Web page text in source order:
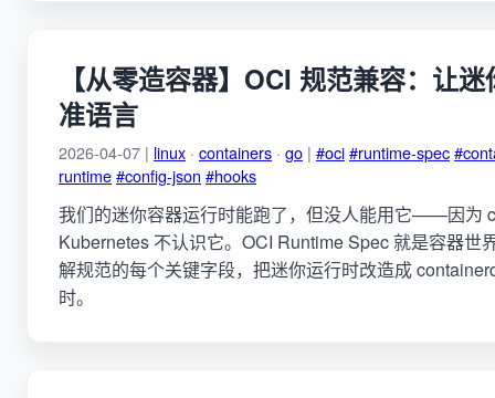
【从零造容器】OCI 规范兼容：让
准语言
2026-04-07 | linux · containers · go | #oci#runtime-spec
runtime#config-json #hooks
我们的迷你容器运行时能跑了，但没人能用它——因为
Kubernetes 不认识它。OCI Runtime Spec 就是容器世
解规范的每个关键字段，把迷你运行时改造成
时。